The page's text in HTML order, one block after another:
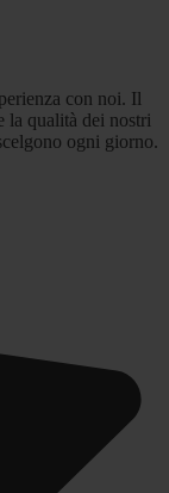
con noi. Il
la qualità dei nostri
ogni giorno.